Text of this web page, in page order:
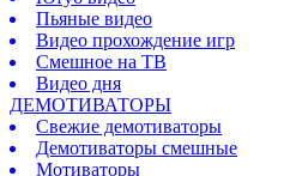
Пьяные видео
Видео прохождение игр
Смешное на ТВ
Видео дня
ДЕМОТИВАТОРЫ
Свежие демотиваторы
Демотиваторы смешные
Мотиваторы